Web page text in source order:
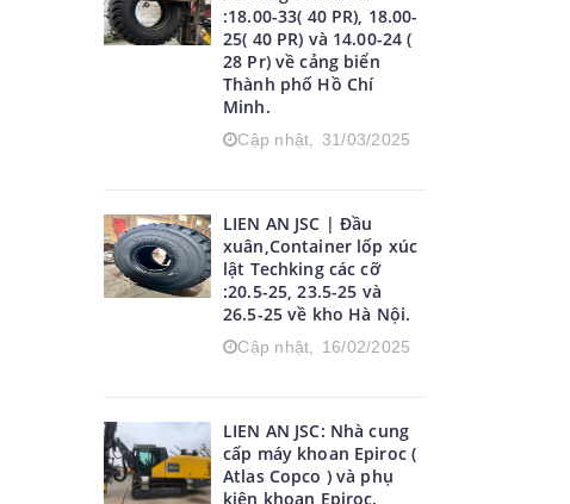
:18.00-33( 40 PR), 18.00-
25( 40 PR) và 14.00-24 (
28 Pr) về cảng biển
Thành phố Hồ Chí
Minh.
Cập nhật, 31/03/2025
LIEN AN JSC | Đầu
xuân,Container lốp xúc
lật Techking các cỡ
:20.5-25, 23.5-25 và
26.5-25 về kho Hà Nội.
Cập nhật, 16/02/2025
LIEN AN JSC: Nhà cung
cấp máy khoan Epiroc (
Atlas Copco ) và phụ
kiện khoan Epiroc.